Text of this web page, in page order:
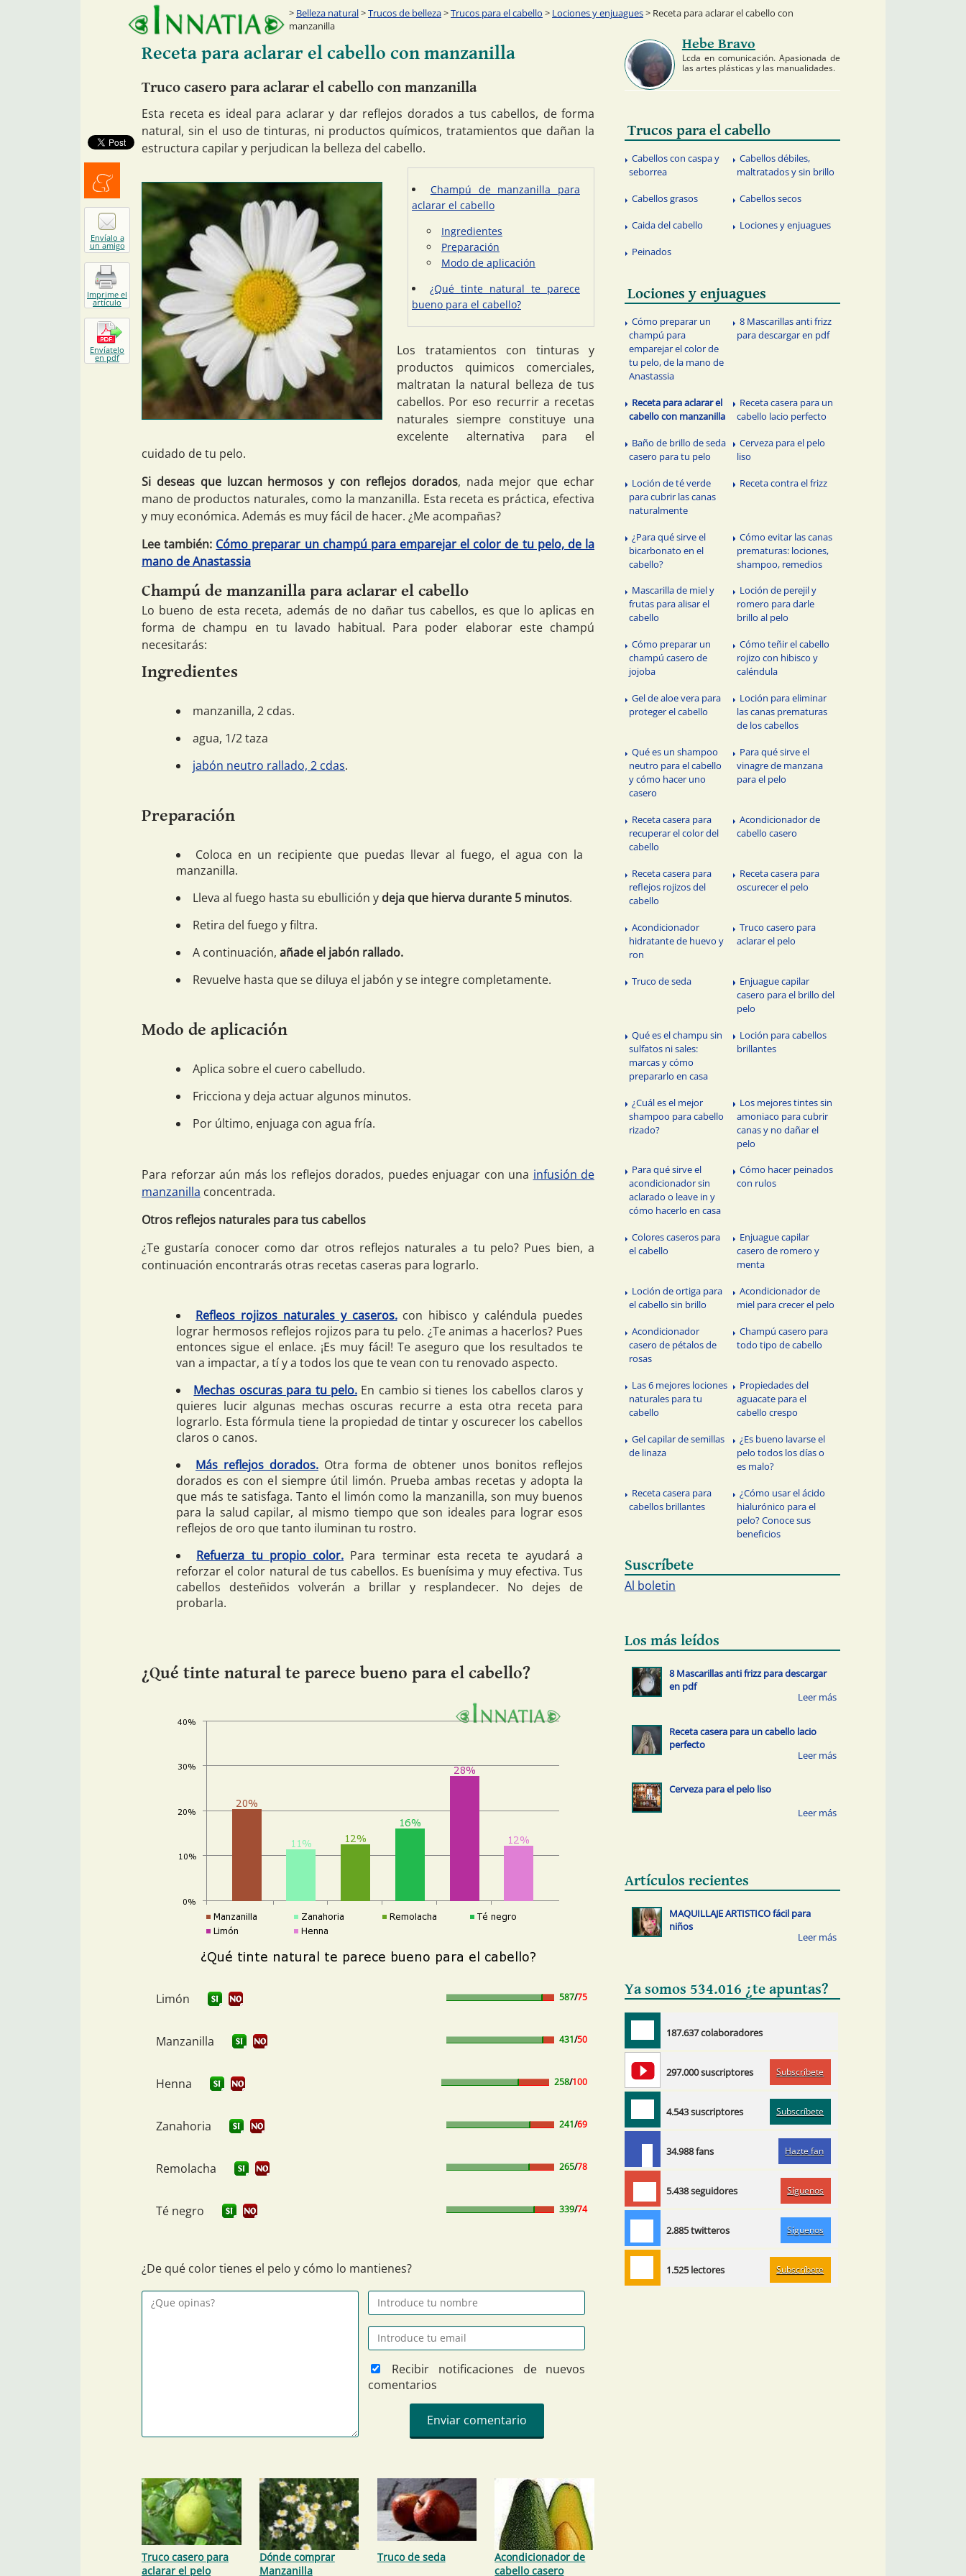
Belleza natural>Trucos de belleza>Trucos para el cabello > Lociones y enjuagues> Receta para aclarar el cabello con
manzanilla
Receta para aclarar el cabello con manzanilla
Truco casero para aclarar el cabello con manzanilla
Esta receta es ideal para aclarar y dar reflejos dorados a tus cabellos, de forma
natural, sin el uso de tinturas, ni productos químicos, tratamientos que dañan la
estructura capilar y perjudican la belleza del cabello.
Champú de manzanilla para
aclarar el cabello
Ingredientes
Preparación
Modo de aplicación
¿Qué tinte natural te parece
bueno para el cabello?
Los tratamientos con tinturas y
productos quimicos comerciales,
maltratan la natural belleza de tus
cabellos. Por eso recurrir a recetas
naturales siempre constituye una
excelente alternativa para el
cuidado de tu pelo.
Si deseas que luzcan hermosos y con reflejos dorados, nada mejor que echar
mano de productos naturales, como la manzanilla. Esta receta es práctica, efectiva
y muy económica. Además es muy fácil de hacer. ¿Me acompañas?
Lee también: Cómo preparar un champú para emparejar el color de tu pelo, de la
mano de Anastassia
Champú de manzanilla para aclarar el cabello
Lo bueno de esta receta, además de no dañar tus cabellos, es que lo aplicas en
forma de champu en tu lavado habitual. Para poder elaborar este champú
necesitarás:
Ingredientes
manzanilla, 2 cdas.
agua, 1/2 taza
jabón neutro rallado, 2 cdas.
Preparación
Coloca en un recipiente que puedas llevar al fuego, el agua con la
manzanilla.
Lleva al fuego hasta su ebullición y deja que hierva durante 5 minutos.
Retira del fuego y filtra.
A continuación, añade el jabón rallado.
Revuelve hasta que se diluya el jabón y se integre completamente.
Modo de aplicación
Aplica sobre el cuero cabelludo.
Fricciona y deja actuar algunos minutos.
Por último, enjuaga con agua fría.
Para reforzar aún más los reflejos dorados, puedes enjuagar con una infusión de
manzanilla concentrada.
Otros reflejos naturales para tus cabellos
¿Te gustaría conocer como dar otros reflejos naturales a tu pelo? Pues bien, a
continuación encontrarás otras recetas caseras para lograrlo.
Refleos rojizos naturales y caseros.con hibisco y caléndula puedes
lograr hermosos reflejos rojizos para tu pelo. ¿Te animas a hacerlos? Pues
entonces sigue el enlace. ¡Es muy fácil! Te aseguro que los resultados te
van a impactar, a tí y a todos los que te vean con tu renovado aspecto.
Mechas oscuras para tu pelo.En cambio si tienes los cabellos claros y
quieres lucir algunas mechas oscuras recurre a esta otra receta para
lograrlo. Esta fórmula tiene la propiedad de tintar y oscurecer los cabellos
claros o canos.
Más reflejos dorados. Otra forma de obtener unos bonitos reflejos
dorados es con el siempre útil limón. Prueba ambas recetas y adopta la
que más te satisfaga. Tanto el limón como la manzanilla, son muy buenos
para la salud capilar, al mismo tiempo que son ideales para lograr esos
reflejos de oro que tanto iluminan tu rostro.
Refuerza tu propio color. Para terminar esta receta te ayudará a
reforzar el color natural de tus cabellos. Es buenísima y muy efectiva. Tus
cabellos desteñidos volverán a brillar y resplandecer. No dejes de
probarla.
¿Qué tinte natural te parece bueno para el cabello?
Limón 587/75
Manzanilla 431/50
Henna 258/100
Zanahoria 241/69
Remolacha 265/78
Té negro 339/74
¿De qué color tienes el pelo y cómo lo mantienes?
Recibir notificaciones de nuevos
comentarios
Truco casero para
aclarar el pelo
Dónde comprar
Manzanilla
Truco de seda
Acondicionador de
cabello casero
Hebe Bravo
Lcda en comunicación. Apasionada de
las artes plásticas y las manualidades.
Trucos para el cabello
Cabellos con caspa y
seborrea
Cabellos débiles,
maltratados y sin brillo
Cabellos grasos Cabellos secos
Caida del cabello Lociones y enjuagues
Peinados
Lociones y enjuagues
Cómo preparar un
champú para
emparejar el color de
tu pelo, de la mano de
Anastassia
8 Mascarillas anti frizz
para descargar en pdf
Receta para aclarar el
cabello con manzanilla
Receta casera para un
cabello lacio perfecto
Baño de brillo de seda
casero para tu pelo
Cerveza para el pelo
liso
Loción de té verde
para cubrir las canas
naturalmente
Receta contra el frizz
¿Para qué sirve el
bicarbonato en el
cabello?
Cómo evitar las canas
prematuras: lociones,
shampoo, remedios
Mascarilla de miel y
frutas para alisar el
cabello
Loción de perejil y
romero para darle
brillo al pelo
Cómo preparar un
champú casero de
jojoba
Cómo teñir el cabello
rojizo con hibisco y
caléndula
Gel de aloe vera para
proteger el cabello
Loción para eliminar
las canas prematuras
de los cabellos
Qué es un shampoo
neutro para el cabello
y cómo hacer uno
casero
Para qué sirve el
vinagre de manzana
para el pelo
Receta casera para
recuperar el color del
cabello
Acondicionador de
cabello casero
Receta casera para
reflejos rojizos del
cabello
Receta casera para
oscurecer el pelo
Acondicionador
hidratante de huevo y
ron
Truco casero para
aclarar el pelo
Truco de seda
Enjuague capilar
casero para el brillo del
pelo
Qué es el champu sin
sulfatos ni sales:
marcas y cómo
prepararlo en casa
Loción para cabellos
brillantes
¿Cuál es el mejor
shampoo para cabello
rizado?
Los mejores tintes sin
amoniaco para cubrir
canas y no dañar el
pelo
Para qué sirve el
acondicionador sin
aclarado o leave in y
cómo hacerlo en casa
Cómo hacer peinados
con rulos
Colores caseros para
el cabello
Enjuague capilar
casero de romero y
menta
Loción de ortiga para
el cabello sin brillo
Acondicionador de
miel para crecer el pelo
Acondicionador
casero de pétalos de
rosas
Champú casero para
todo tipo de cabello
Las 6 mejores lociones
naturales para tu
cabello
Propiedades del
aguacate para el
cabello crespo
Gel capilar de semillas
de linaza
¿Es bueno lavarse el
pelo todos los días o
es malo?
Receta casera para
cabellos brillantes
¿Cómo usar el ácido
hialurónico para el
pelo? Conoce sus
beneficios
Suscríbete
Al boletin
Los más leídos
8 Mascarillas anti frizz para descargar
en pdf
Receta casera para un cabello lacio
perfecto
Cerveza para el pelo liso
Artículos recientes
MAQUILLAJE ARTISTICO fácil para
niños
Ya somos 534.016 ¿te apuntas?
187.637 colaboradores
297.000 suscriptores Subscríbete
4.543 suscriptores Subscríbete
34.988 fans Hazte fan
5.438 seguidores Síguenos
2.885 twitteros Síguenos
1.525 lectores Subscríbete
Menéalo
Envíalo a
un amigo
Imprime el
artículo
Envíatelo
en pdf